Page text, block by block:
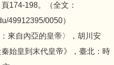
174-198。（全文：
49912395/0050）
來自內亞的皇帝〉，胡川安
始皇到末代皇帝》，臺北：時